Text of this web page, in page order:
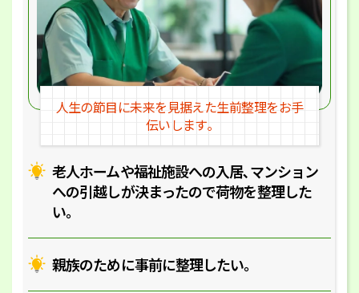
老人ホームや福祉施設への入居､マンション
への引越しが決まったので荷物を整理した
い｡
親族のために事前に整理したい｡
人生の節目に未来を見据えた生前整理をお手
伝いします｡